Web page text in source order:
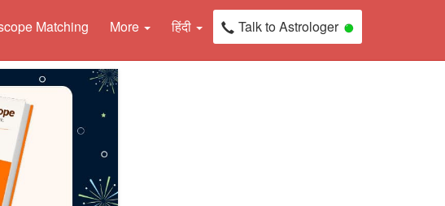
Matching More हिंदी Talk to Astrologer